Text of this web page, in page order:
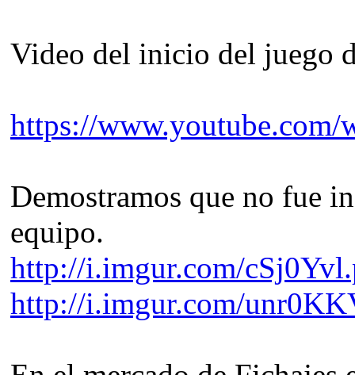
Video del inicio del juego
https://www.youtube.com/
Demostramos que no fue
equipo.
http://i.imgur.com/
http://i.imgur.com/